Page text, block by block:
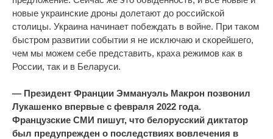
новые украинские дроны долетают до российской
столицы. Украина начинает побеждать в войне. При таком
быстром развитии событии я не исключаю и скорейшего,
чем мы можем себе представить, краха режимов как в
России, так и в Беларуси.
— Президент Франции Эммануэль Макрон позвонил
Лукашенко впервые с февраля 2022 года.
Французские СМИ пишут, что белорусский диктатор
был предупрежден о последствиях вовлечения в